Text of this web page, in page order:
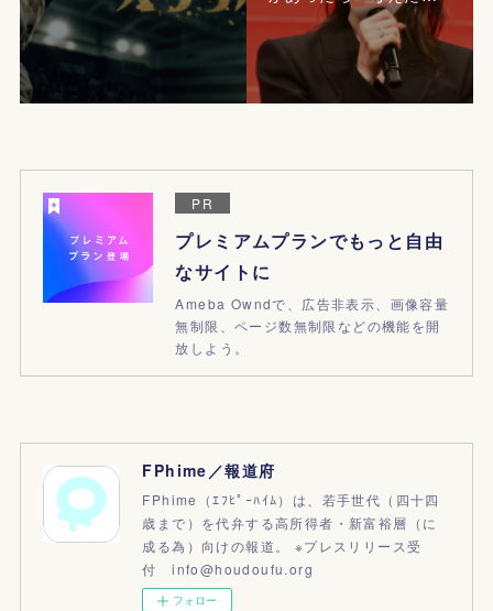
PR
プレミアムプランでもっと自由
なサイトに
Ameba Owndで、広告非表示、画像容量
無制限、ページ数無制限などの機能を開
放しよう。
FPhime／報道府
FPhime（ｴﾌﾋﾟｰﾊｲﾑ）は、若手世代（四十四
歳まで）を代弁する高所得者・新富裕層（に
成る為）向けの報道。 ※プレスリリース受
付 info@houdoufu.org
フォロー